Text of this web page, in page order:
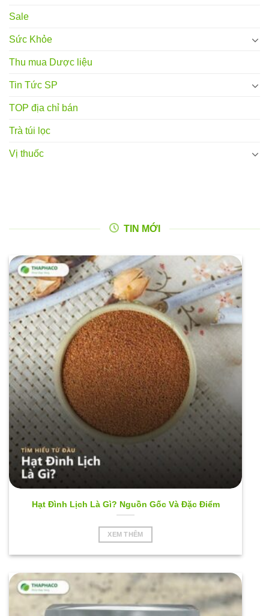
Sale
Sức Khỏe
Thu mua Dược liệu
Tin Tức SP
TOP địa chỉ bán
Trà túi lọc
Vị thuốc
TIN MỚI
Hạt Đình Lịch Là Gì? Nguồn Gốc Và Đặc Điểm
XEM THÊM